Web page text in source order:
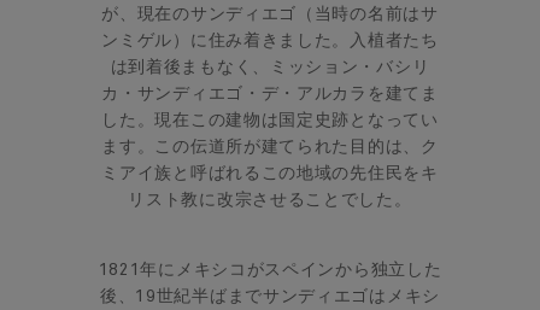
が、現在のサンディエゴ（当時の名前はサ
ンミゲル）に住み着きました。入植者たち
は到着後まもなく、ミッション・バシリ
カ・サンディエゴ・デ・アルカラを建てま
した。現在この建物は国定史跡となってい
ます。この伝道所が建てられた目的は、ク
ミアイ族と呼ばれるこの地域の先住民をキ
リスト教に改宗させることでした。
1821年にメキシコがスペインから独立した
後、19世紀半ばまでサンディエゴはメキシ